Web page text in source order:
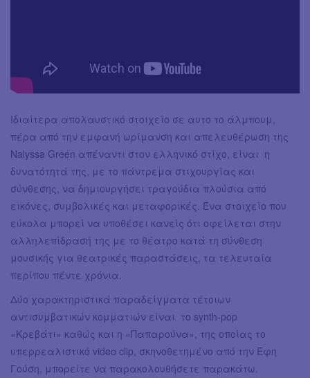
Ιδιαίτερα απολαυστικό στοιχείο σε αυτο το άλμπουμ,
πέρα από την εμφανή ωρίμανση και απελευθέρωση της
Nalyssa Green απέναντι στον ελληνικό στίχο, είναι η
δυνατότητά της, με το πάντρεμα στιχουργίας και
σύνθεσης, να δημιουργήσει τραγούδια πλούσια από
εικόνες, συμβολικές και μεταφορικές. Ένα στοιχείο που
εύκολα μπορεί να υποθέσει κανείς ότι οφείλεται στην
αλληλεπίδρασή της με το θέατρο κατά τη σύνθεση
μουσικής για θεατρικές παραστάσεις, τα τελευταία
περίπου πέντε χρόνια.
Δύο χαρακτηριστικά παραδείγματα τέτοιων
αντισυμβατικών κομματιών είναι το synth-pop
«Κρεβάτι» καθώς και η «Παπαρούνα», της οποίας το
υπερρεαλιστικό video clip, σκηνοθετημένο από την Έφη
Γούση, μπορείτε να παρακολουθήσετε παρακάτω.